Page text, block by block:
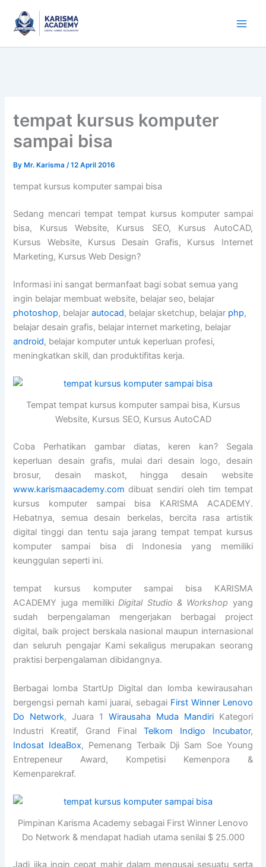
content
tempat kursus komputer
sampai bisa
By Mr. Karisma/12 April 2016
tempat kursus komputer sampai bisa
Sedang mencari tempat tempat kursus komputer sampai
bisa, Kursus Website, Kursus SEO, Kursus AutoCAD,
Kursus Website, Kursus Desain Grafis, Kursus Internet
Marketing, Kursus Web Design?
Informasi ini sangat bermanfaat bagi sobat semua yang
ingin belajar membuat website, belajar seo, belajar
photoshop, belajarautocad, belajar sketchup, belajar php,
belajar desain grafis, belajar internet marketing, belajar
android, belajar komputer untuk keperluan profesi,
meningkatkan skill, dan produktifitas kerja.
Tempat tempat kursus komputer sampai bisa, Kursus
Website, Kursus SEO, Kursus AutoCAD
Coba Perhatikan gambar diatas, keren kan? Segala
keperluan desain grafis, mulai dari desain logo, desain
brosur, desain maskot, hingga desain website
www.karismaacademy.com dibuat sendiri oleh tim tempat
kursus komputer sampai bisa KARISMA ACADEMY.
Hebatnya, semua desain berkelas, bercita rasa artistik
digital tinggi dan tentu saja jarang tempat tempat kursus
komputer sampai bisa di Indonesia yang memiliki
keunggulan seperti ini.
tempat kursus komputer sampai bisa KARISMA
ACADEMY juga memilikiDigital Studio & Workshop yang
sudah berpengalaman mengerjakan berbagai project
digital, baik project berskala nasional maupun internasional
dan seluruh pengajar Kami sekaligus merupakan seorang
praktisi berpengalaman dibidangnya.
Berbagai lomba StartUp Digital dan lomba kewirausahan
bergengsi pernah kami juarai, sebagai First Winner Lenovo
Do Network, Juara 1 Wirausaha Muda MandiriKategori
Industri Kreatif, Grand Final Telkom Indigo Incubator,
Indosat IdeaBox, Pemenang Terbaik Dji Sam Soe Young
Entrepeneur Award, Kompetisi Kemenpora &
Kemenparekraf.
Pimpinan Karisma Academy sebagai First Winner Lenovo
Do Network & mendapat hadiah utama senilai $ 25.000
Jadi jika ingin cepat mahir dalam mengusai sesuatu serta